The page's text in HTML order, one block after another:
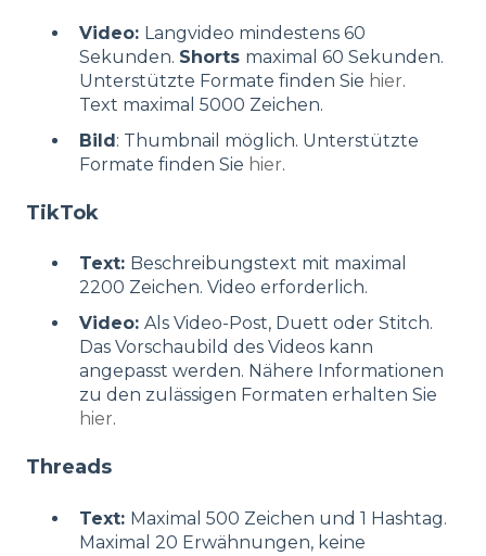
Video: Langvideo mindestens 60
Sekunden. Shorts maximal 60 Sekunden.
Unterstützte Formate finden Sie hier.
Text maximal 5000 Zeichen.
Bild: Thumbnail möglich. Unterstützte
Formate finden Sie hier.
TikTok
Text: Beschreibungstext mit maximal
2200 Zeichen. Video erforderlich.
Video: Als Video-Post, Duett oder Stitch.
Das Vorschaubild des Videos kann
angepasst werden. Nähere Informationen
zu den zulässigen Formaten erhalten Sie
hier.
Threads
Text: Maximal 500 Zeichen und 1 Hashtag.
Maximal 20 Erwähnungen, keine